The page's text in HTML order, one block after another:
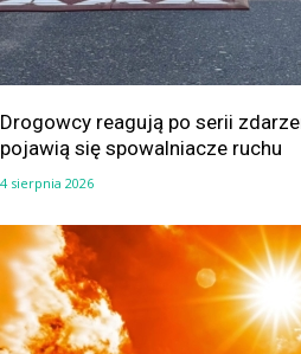
Drogowcy reagują po serii
pojawią się spowalniacze ruchu
4 sierpnia 2026